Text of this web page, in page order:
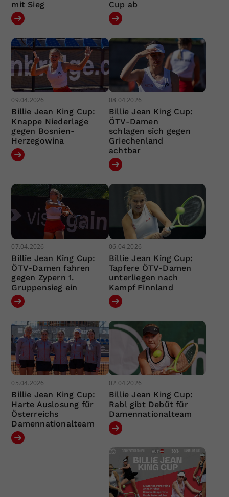
mit Sieg Cup ab
09.04.2026
Billie Jean King Cup:
Knappe Niederlage
gegen Bosnien-
Herzegowina
08.04.2026
Billie Jean King Cup:
ÖTV-Damen
schlagen sich gegen
Griechenland
achtbar
07.04.2026
Billie Jean King Cup:
ÖTV-Damen fahren
gegen Zypern 1.
Gruppensieg ein
06.04.2026
Billie Jean King Cup:
Tapfere ÖTV-Damen
unterliegen nach
Kampf Finnland
05.04.2026
Billie Jean King Cup:
Harte Auslosung für
Österreichs
Damennationalteam
02.04.2026
Billie Jean King Cup:
Rabl gibt Debüt für
Damennationalteam